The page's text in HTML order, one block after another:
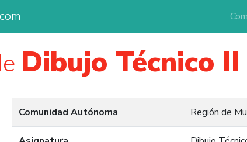
Dibujo Técnico II
Comunidad Autónoma Región de